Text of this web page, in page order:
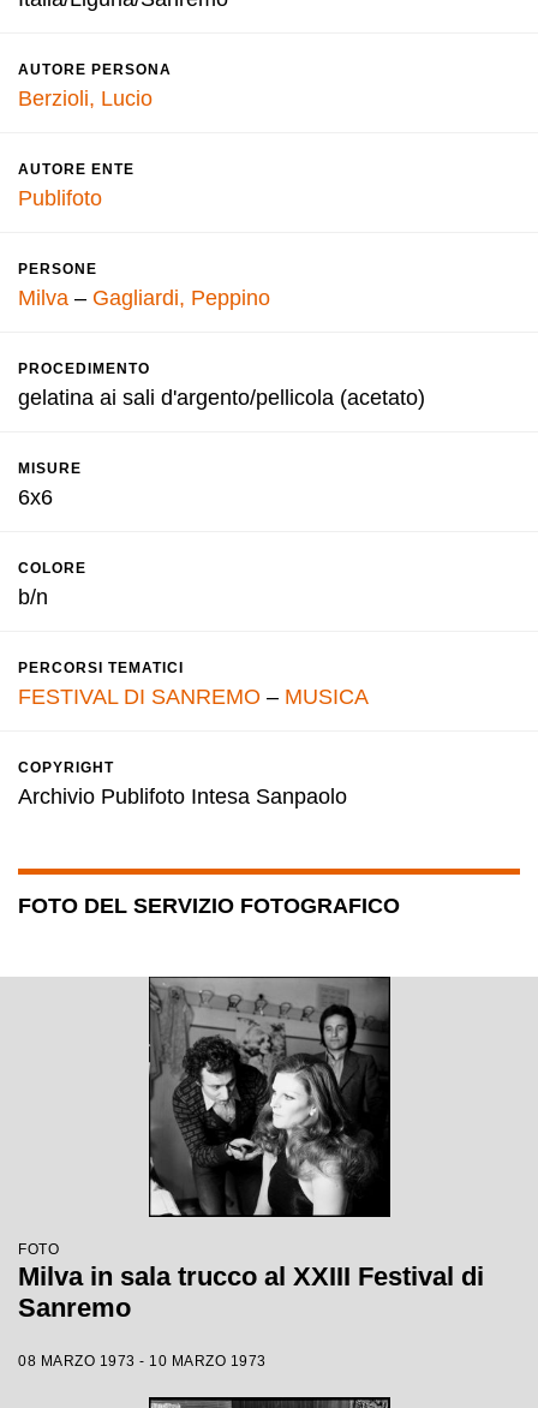
AUTORE PERSONA
Berzioli, Lucio
AUTORE ENTE
Publifoto
PERSONE
Milva – Gagliardi, Peppino
PROCEDIMENTO
gelatina ai sali d'argento/pellicola (acetato)
MISURE
6x6
COLORE
b/n
PERCORSI TEMATICI
FESTIVAL DI SANREMO – MUSICA
COPYRIGHT
Archivio Publifoto Intesa Sanpaolo
FOTO DEL SERVIZIO FOTOGRAFICO
FOTO
Milva in sala trucco al XXIII Festival di
Sanremo
08 MARZO 1973 - 10 MARZO 1973